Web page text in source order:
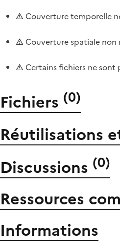
Couverture temporelle
Couverture spatiale non
Certains fichiers ne sont
Fichiers (0)
Réutilisations
Discussions (0)
Ressources
Informations